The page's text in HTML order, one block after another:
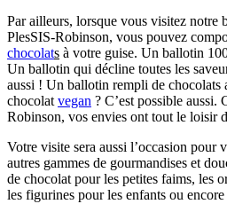
Par ailleurs, lorsque vous visitez notre
PlesSIS-Robinson, vous pouvez
chocolats à votre guise. Un ballotin
Un ballotin qui décline toutes les
aussi ! Un ballotin rempli de chocolats
chocolat vegan ? C’est possible aussi.
Robinson, vos envies ont tout le loisir
Votre visite sera aussi l’occasion pour
autres gammes de gourmandises et
de chocolat pour les petites faims, les
les figurines pour les enfants ou